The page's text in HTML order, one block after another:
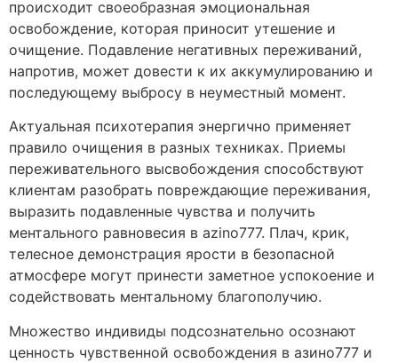
происходит своеобразная эмоциональная
освобождение, которая приносит утешение и
очищение. Подавление негативных переживаний,
напротив, может довести к их аккумулированию и
последующему выбросу в неуместный момент.
Актуальная психотерапия энергично применяет
правило очищения в разных техниках. Приемы
переживательного высвобождения способствуют
клиентам разобрать повреждающие переживания,
выразить подавленные чувства и получить
ментального равновесия в azino777. Плач, крик,
телесное демонстрация ярости в безопасной
атмосфере могут принести заметное успокоение и
содействовать ментальному благополучию.
Множество индивиды подсознательно осознают
ценность чувственной освобождения в азино777 и